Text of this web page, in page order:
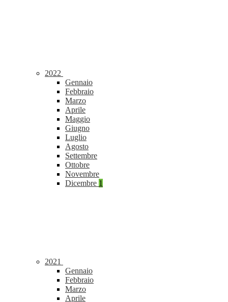
2022
Gennaio
Febbraio
Marzo
Aprile
Maggio
Giugno
Luglio
Agosto
Settembre
Ottobre
Novembre
Dicembre 1
2021
Gennaio
Febbraio
Marzo
Aprile